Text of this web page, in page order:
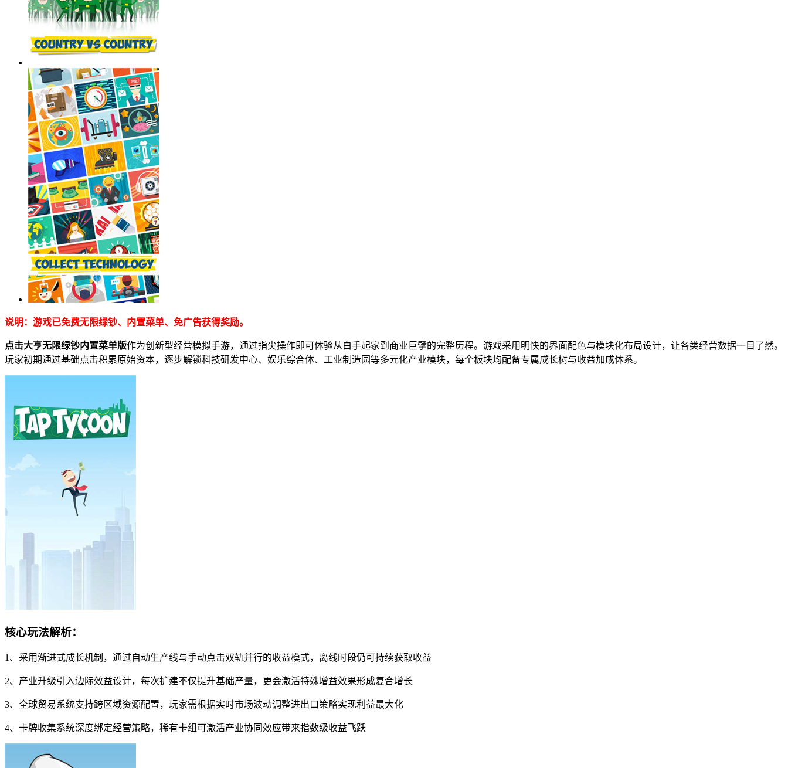
说明：游戏已免费无限绿钞、内置菜单、免广告获得奖励。
点击大亨无限绿钞内置菜单版作为创新型经营模拟手游，通过指尖操作即可体验从白手起家到商业巨擘的完整历程。游戏采用明快的界面配色与模块化布局设计，让各类经营数据一目了然。
玩家初期通过基础点击积累原始资本，逐步解锁科技研发中心、娱乐综合体、工业制造园等多元化产业模块，每个板块均配备专属成长树与收益加成体系。
核心玩法解析：
1、采用渐进式成长机制，通过自动生产线与手动点击双轨并行的收益模式，离线时段仍可持续获取收益
2、产业升级引入边际效益设计，每次扩建不仅提升基础产量，更会激活特殊增益效果形成复合增长
3、全球贸易系统支持跨区域资源配置，玩家需根据实时市场波动调整进出口策略实现利益最大化
4、卡牌收集系统深度绑定经营策略，稀有卡组可激活产业协同效应带来指数级收益飞跃